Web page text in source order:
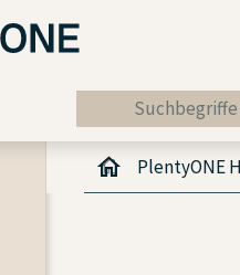
PlentyONE